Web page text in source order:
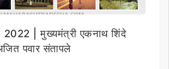
| मुख्यमंत्री एकनाथ शिंदे
पवार संतापले